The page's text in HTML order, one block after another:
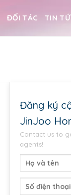
ĐỐI TÁC TIN
Đăng ký
JinJoo
Contact us to
agents!